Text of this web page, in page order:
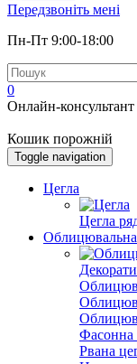
Передзвоніть мені
Пн-Пт 9:00-18:00
0
Онлайн-консультант
Кошик порожній
Toggle navigation
Цегла
Цегла
Облицювальна
Фасонна
Рвана